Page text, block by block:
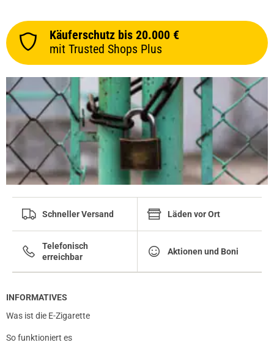
Käuferschutz bis 20.000 €
mit Trusted Shops Plus
Schneller Versand Läden vor Ort
Telefonisch
erreichbar
Aktionen und Boni
INFORMATIVES
Was ist die E-Zigarette
So funktioniert es